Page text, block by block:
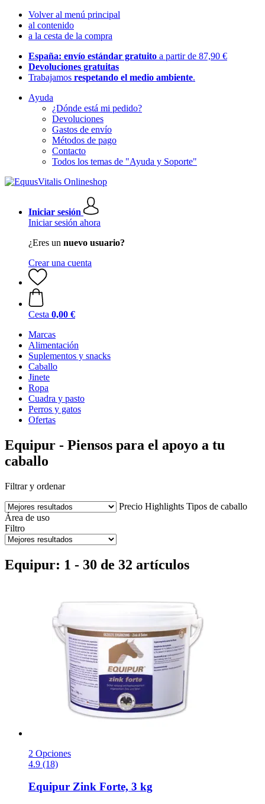
Volver al menú principal
al contenido
a la cesta de la compra
España: envío estándar gratuito a partir de 87,90 €
Devoluciones gratuitas
Trabajamos respetando el medio ambiente.
Ayuda
¿Dónde está mi pedido?
Devoluciones
Gastos de envío
Métodos de pago
Contacto
Todos los temas de "Ayuda y Soporte"
Iniciar sesión
Iniciar sesión ahora
¿Eres un nuevo usuario?
Crear una cuenta
Cesta 0,00 €
Marcas
Alimentación
Suplementos y snacks
Caballo
Jinete
Ropa
Cuadra y pasto
Perros y gatos
Ofertas
Equipur - Piensos para el apoyo a tu
caballo
Filtrar y ordenar
Precio Highlights Tipos de caballo
Área de uso
Filtro
Equipur: 1 - 30 de 32 artículos
2 Opciones
4.9 (18)
Equipur Zink Forte, 3 kg